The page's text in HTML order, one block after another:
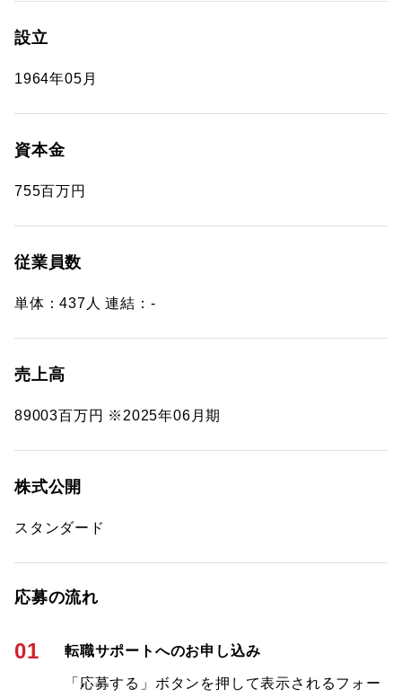
設立
1964年05月
資本金
755百万円
従業員数
単体：437人 連結：-
売上高
89003百万円 ※2025年06月期
株式公開
スタンダード
応募の流れ
01 転職サポートへのお申し込み
「応募する」ボタンを押して表示されるフォー